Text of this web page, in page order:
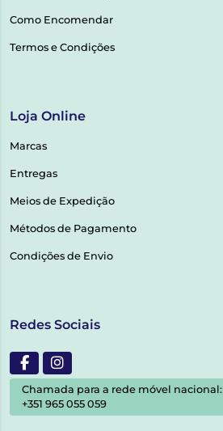
Como Encomendar
Termos e Condições
Loja Online
Marcas
Entregas
Meios de Expedição
Métodos de Pagamento
Condições de Envio
Redes Sociais
Chamada para a rede móvel nacional:
+351 965 055 059